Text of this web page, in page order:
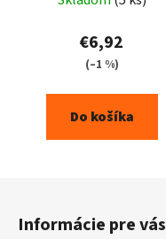
€6,92
(–1 %)
Do košíka
Informácie pre vás